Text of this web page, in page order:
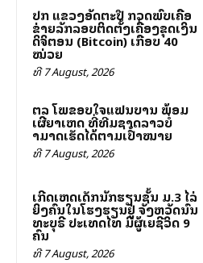
ປກສ ແຂວງອັດຕະປື ກວດພົບເຄືອ
ຂ່າຍລັກລອບຕິດຕັ້ງເຄື່ອງຂຸດເງິນ
ດິຈິຕອນ (Bitcoin) ເກືອບ 40
ໝ່ວຍ
ທີ 7 August, 2026
ສຕລ ໂພສຂອບໃຈແຟນບານ ພ້ອມ
ເຜີຍສາເຫດ ທີ່ທີມຊາດລາວບໍ່
ສາມາດເຮັດໄດ້ຕາມເປົ້າໝາຍ
ທີ 7 August, 2026
ເກີດເຫດເດັກນັກຮຽນຊັ້ນ ມ.3 ໄລ່
ຍິງຄົນໃນໂຮງຮຽນຢູ່ ຈັງຫວັດນົນ
ທະບຸຣີ ປະເທດໄທ ມີຜູ້ເສຍຊີວິດ 9
ຄົນ
ທີ 7 August, 2026